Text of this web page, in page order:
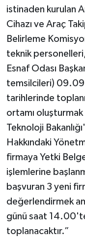
istinaden kurulan
Cihazı ve Araç
Belirleme
teknik
Esnaf Odası
temsilcileri)
tarihlerinde
ortamı oluşturmak
Teknoloji
Hakkındaki
firmaya Yetki
işlemlerine
başvuran 3 yeni
değerlendirmek
günü saat
toplanacaktır.”